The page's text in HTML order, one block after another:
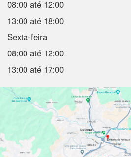
08:00 até 12:00
13:00 até 18:00
Sexta-feira
08:00 até 12:00
13:00 até 17:00